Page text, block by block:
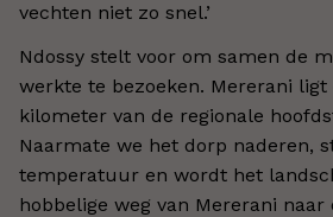
vechten niet zo snel.’
Ndossy stelt voor om samen de
werkte te bezoeken. Mererani ligt
kilometer van de regionale
Naarmate we het dorp naderen,
temperatuur en wordt het
hobbelige weg van Mererani